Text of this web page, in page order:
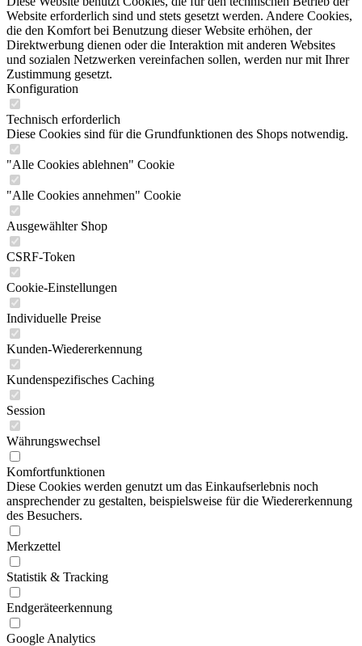
Website erforderlich sind und stets gesetzt werden. Andere Cookies,
die den Komfort bei Benutzung dieser Website erhöhen, der
Direktwerbung dienen oder die Interaktion mit anderen Websites
und sozialen Netzwerken vereinfachen sollen, werden nur mit Ihrer
Zustimmung gesetzt.
Konfiguration
Technisch erforderlich
Diese Cookies sind für die Grundfunktionen des Shops notwendig.
"Alle Cookies ablehnen" Cookie
"Alle Cookies annehmen" Cookie
Ausgewählter Shop
CSRF-Token
Cookie-Einstellungen
Individuelle Preise
Kunden-Wiedererkennung
Kundenspezifisches Caching
Session
Währungswechsel
Komfortfunktionen
Diese Cookies werden genutzt um das Einkaufserlebnis noch
ansprechender zu gestalten, beispielsweise für die Wiedererkennung
des Besuchers.
Merkzettel
Statistik & Tracking
Endgeräteerkennung
Google Analytics